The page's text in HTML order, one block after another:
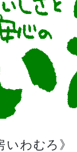
わむろ》